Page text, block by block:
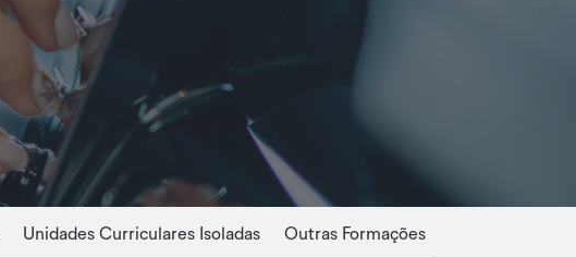
Unidades Curriculares Isoladas Outras Formações